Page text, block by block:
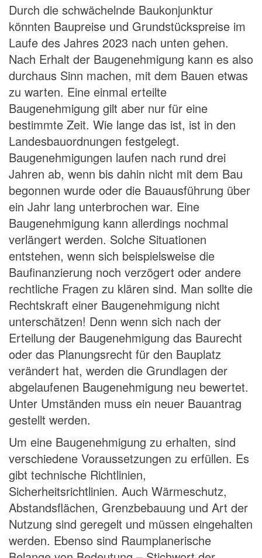
Durch die schwächelnde Baukonjunktur
könnten Baupreise und Grundstückspreise im
Laufe des Jahres 2023 nach unten gehen.
Nach Erhalt der Baugenehmigung kann es also
durchaus Sinn machen, mit dem Bauen etwas
zu warten. Eine einmal erteilte
Baugenehmigung gilt aber nur für eine
bestimmte Zeit. Wie lange das ist, ist in den
Landesbauordnungen festgelegt.
Baugenehmigungen laufen nach rund drei
Jahren ab, wenn bis dahin nicht mit dem Bau
begonnen wurde oder die Bauausführung über
ein Jahr lang unterbrochen war. Eine
Baugenehmigung kann allerdings nochmal
verlängert werden. Solche Situationen
entstehen, wenn sich beispielsweise die
Baufinanzierung noch verzögert oder andere
rechtliche Fragen zu klären sind. Man sollte die
Rechtskraft einer Baugenehmigung nicht
unterschätzen! Denn wenn sich nach der
Erteilung der Baugenehmigung das Baurecht
oder das Planungsrecht für den Bauplatz
verändert hat, werden die Grundlagen der
abgelaufenen Baugenehmigung neu bewertet.
Unter Umständen muss ein neuer Bauantrag
gestellt werden.
Um eine Baugenehmigung zu erhalten, sind
verschiedene Voraussetzungen zu erfüllen. Es
gibt technische Richtlinien,
Sicherheitsrichtlinien. Auch Wärmeschutz,
Abstandsflächen, Grenzbebauung und Art der
Nutzung sind geregelt und müssen eingehalten
werden. Ebenso sind Raumplanerische